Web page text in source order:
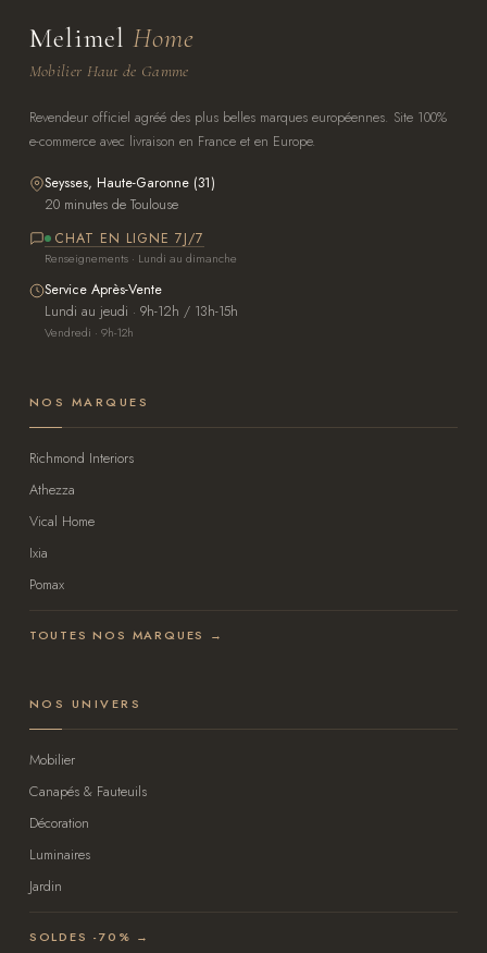
Melimel Home
Mobilier Haut de Gamme
Revendeur officiel agréé des plus belles marques européennes. Site 100%
e-commerce avec livraison en France et en Europe.
Seysses, Haute-Garonne (31)
20 minutes de Toulouse
CHAT EN LIGNE 7J/7
Renseignements · Lundi au dimanche
Service Après-Vente
Lundi au jeudi · 9h-12h / 13h-15h
Vendredi · 9h-12h
NOS MARQUES
Richmond Interiors
Athezza
Vical Home
Ixia
Pomax
TOUTES NOS MARQUES →
NOS UNIVERS
Mobilier
Canapés & Fauteuils
Décoration
Luminaires
Jardin
SOLDES -70% →